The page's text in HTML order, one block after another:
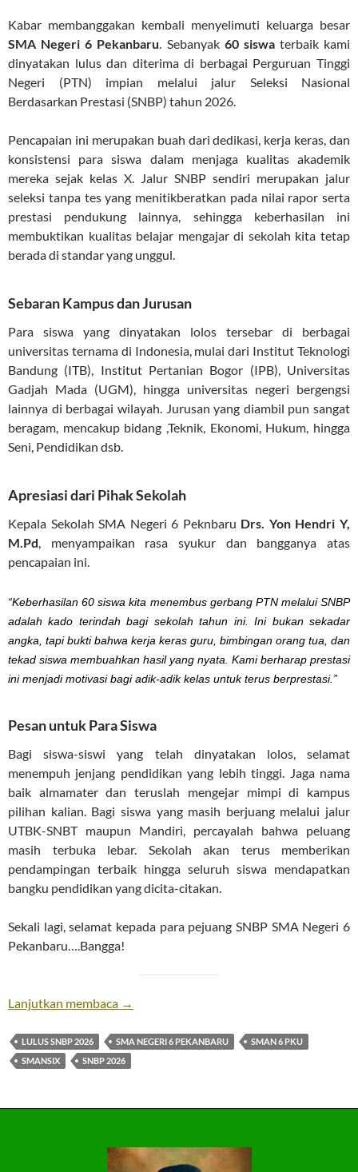
Kabar membanggakan kembali menyelimuti keluarga besar
SMA Negeri 6 Pekanbaru. Sebanyak 60 siswaterbaik kami
dinyatakan lulus dan diterima di berbagai Perguruan Tinggi
Negeri (PTN) impian melalui jalur Seleksi Nasional
Berdasarkan Prestasi (SNBP) tahun 2026.
Pencapaian ini merupakan buah dari dedikasi, kerja keras, dan
konsistensi para siswa dalam menjaga kualitas akademik
mereka sejak kelas X. Jalur SNBP sendiri merupakan jalur
seleksi tanpa tes yang menitikberatkan pada nilai rapor serta
prestasi pendukung lainnya, sehingga keberhasilan ini
membuktikan kualitas belajar mengajar di sekolah kita tetap
berada di standar yang unggul.
Sebaran Kampus dan Jurusan
Para siswa yang dinyatakan lolos tersebar di berbagai
universitas ternama di Indonesia, mulai dari Institut Teknologi
Bandung (ITB), Institut Pertanian Bogor (IPB), Universitas
Gadjah Mada (UGM), hingga universitas negeri bergengsi
lainnya di berbagai wilayah. Jurusan yang diambil pun sangat
beragam, mencakup bidang ,Teknik, Ekonomi, Hukum, hingga
Seni, Pendidikan dsb.
Apresiasi dari Pihak Sekolah
Kepala Sekolah SMA Negeri 6 Peknbaru Drs. Yon Hendri Y,
M.Pd, menyampaikan rasa syukur dan bangganya atas
pencapaian ini.
“Keberhasilan 60 siswa kita menembus gerbang PTN melalui SNBP
adalah kado terindah bagi sekolah tahun ini. Ini bukan sekadar
angka, tapi bukti bahwa kerja keras guru, bimbingan orang tua, dan
tekad siswa membuahkan hasil yang nyata. Kami berharap prestasi
ini menjadi motivasi bagi adik-adik kelas untuk terus berprestasi.”
Pesan untuk Para Siswa
Bagi siswa-siswi yang telah dinyatakan lolos, selamat
menempuh jenjang pendidikan yang lebih tinggi. Jaga nama
baik almamater dan teruslah mengejar mimpi di kampus
pilihan kalian. Bagi siswa yang masih berjuang melalui jalur
UTBK-SNBT maupun Mandiri, percayalah bahwa peluang
masih terbuka lebar. Sekolah akan terus memberikan
pendampingan terbaik hingga seluruh siswa mendapatkan
bangku pendidikan yang dicita-citakan.
Sekali lagi, selamat kepada para pejuang SNBP SMA Negeri 6
Pekanbaru….Bangga!
Lanjutkan membaca Lulus SNBP 2026
→
LULUS SNBP 2026 SMA NEGERI 6 PEKANBARU
SMAN 6 PKU
SMANSIX
SNBP 2026